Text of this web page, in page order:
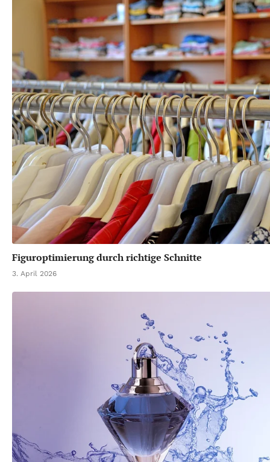
Figuroptimierung durch richtige Schnitte
3. April 2026